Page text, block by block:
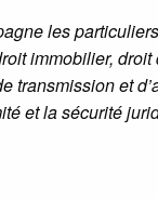
les
immobilier,
transmission et
et la sécurité